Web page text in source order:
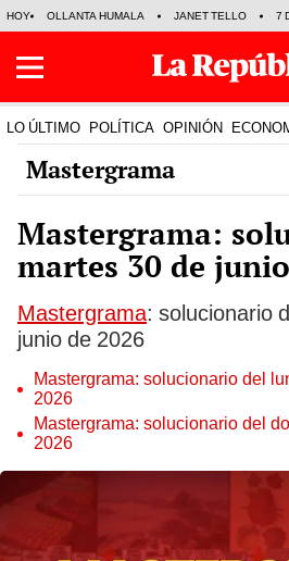
HOY OLLANTA HUMALA JANET TELLO 7
LO ÚLTIMO POLÍTICA OPINIÓN
Mastergrama
Mastergrama:
martes 30 de
Mastergrama: solucionario
junio de 2026
Mastergrama: solucionario del
2026
Mastergrama: solucionario del
2026